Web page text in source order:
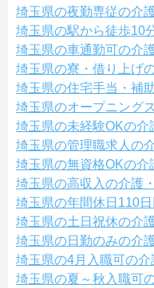
埼玉県の夜勤専従の介
埼玉県の駅から徒歩10
埼玉県の車通勤可の介
埼玉県の寮・借り上げ
埼玉県の住宅手当・補
埼玉県のオープニング
埼玉県の未経験OKの介
埼玉県の管理職求人の
埼玉県の無資格OKの介
埼玉県の高収入の介護
埼玉県の年間休日110
埼玉県の土日祝休の介
埼玉県の日勤のみの介
埼玉県の4月入職可の介
埼玉県の夏～秋入職可